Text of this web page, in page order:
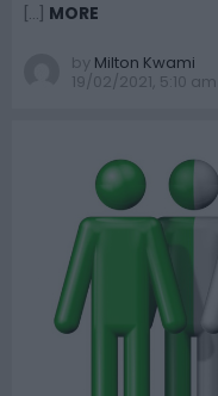
[…] MORE
by Milton Kwami
19/02/2021, 5:10 am